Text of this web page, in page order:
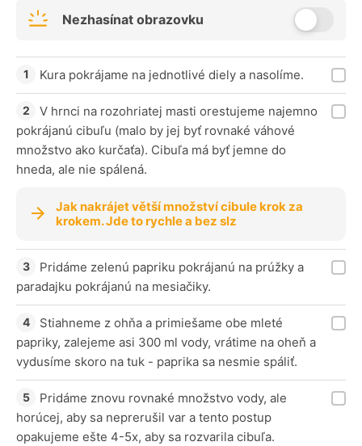
Nezhasínat obrazovku
Kura pokrájame na jednotlivé diely a nasolíme.
V hrnci na rozohriatej masti orestujeme najemno
pokrájanú cibuľu (malo by jej byť rovnaké váhové
množstvo ako kurčaťa). Cibuľa má byť jemne do
hneda, ale nie spálená.
Jak nakrájet větší množství cibule krok za
krokem. Jde to rychle a bez slz
Pridáme zelenú papriku pokrájanú na prúžky a
paradajku pokrájanú na mesiačiky.
Stiahneme z ohňa a primiešame obe mleté
papriky, zalejeme asi 300 ml vody, vrátime na oheň a
vydusíme skoro na tuk - paprika sa nesmie spáliť.
Pridáme znovu rovnaké množstvo vody, ale
horúcej, aby sa neprerušil var a tento postup
opakujeme ešte 4-5x, aby sa rozvarila cibuľa.